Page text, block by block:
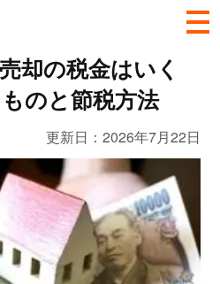
却の税金はいく
のと節税方法
更新日：2026年7月22日